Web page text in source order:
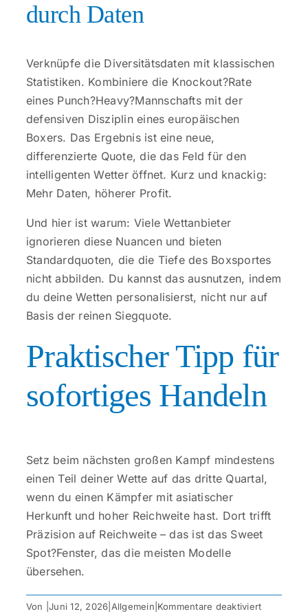
durch Daten
Verknüpfe die Diversitätsdaten mit klassischen
Statistiken. Kombiniere die Knockout?Rate
eines Punch?Heavy?Mannschafts mit der
defensiven Disziplin eines europäischen
Boxers. Das Ergebnis ist eine neue,
differenzierte Quote, die das Feld für den
intelligenten Wetter öffnet. Kurz und knackig:
Mehr Daten, höherer Profit.
Und hier ist warum: Viele Wettanbieter
ignorieren diese Nuancen und bieten
Standardquoten, die die Tiefe des Boxsportes
nicht abbilden. Du kannst das ausnutzen, indem
du deine Wetten personalisierst, nicht nur auf
Basis der reinen Siegquote.
Praktischer Tipp für
sofortiges Handeln
Setz beim nächsten großen Kampf mindestens
einen Teil deiner Wette auf das dritte Quartal,
wenn du einen Kämpfer mit asiatischer
Herkunft und hoher Reichweite hast. Dort trifft
Präzision auf Reichweite – das ist das Sweet
Spot?Fenster, das die meisten Modelle
übersehen.
Von |Juni 12, 2026 Allgemein Kommentare deaktiviertfür